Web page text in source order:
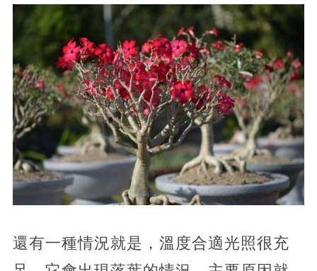
還有一種情況就是，溫度合適光照很充